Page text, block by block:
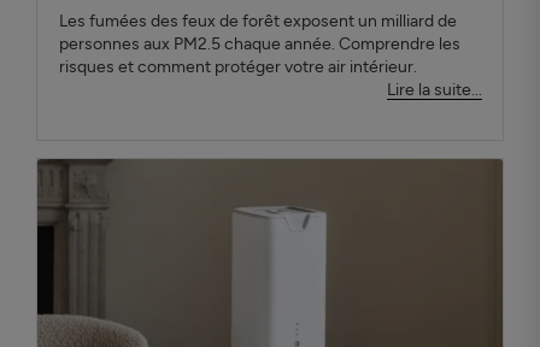
Les fumées des feux de forêt exposent un milliard de
personnes aux PM2.5 chaque année. Comprendre les
risques et comment protéger votre air intérieur.
Lire la suite...